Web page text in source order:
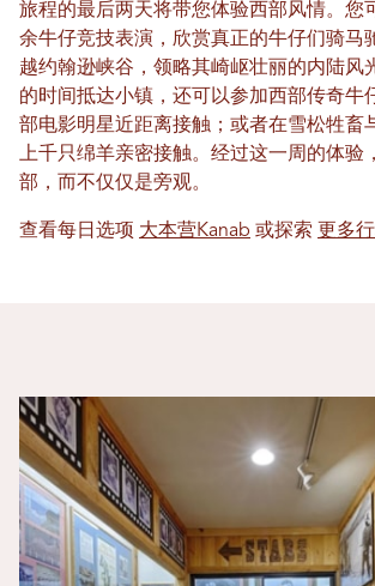
旅程的最后两天将带您体验西部风情。您
余牛仔竞技表演，欣赏真正的牛仔们骑马
越约翰逊峡谷，领略其崎岖壮丽的内陆风
的时间抵达小镇，还可以参加西部传奇牛
部电影明星近距离接触；或者在雪松牲畜
上千只绵羊亲密接触。经过这一周的体验
部，而不仅仅是旁观。
查看每日选项 大本营Kanab 或探索 更多